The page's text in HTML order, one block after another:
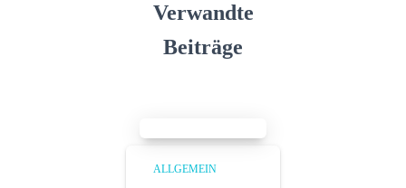
Verwandte
Beiträge
ALLGEMEIN